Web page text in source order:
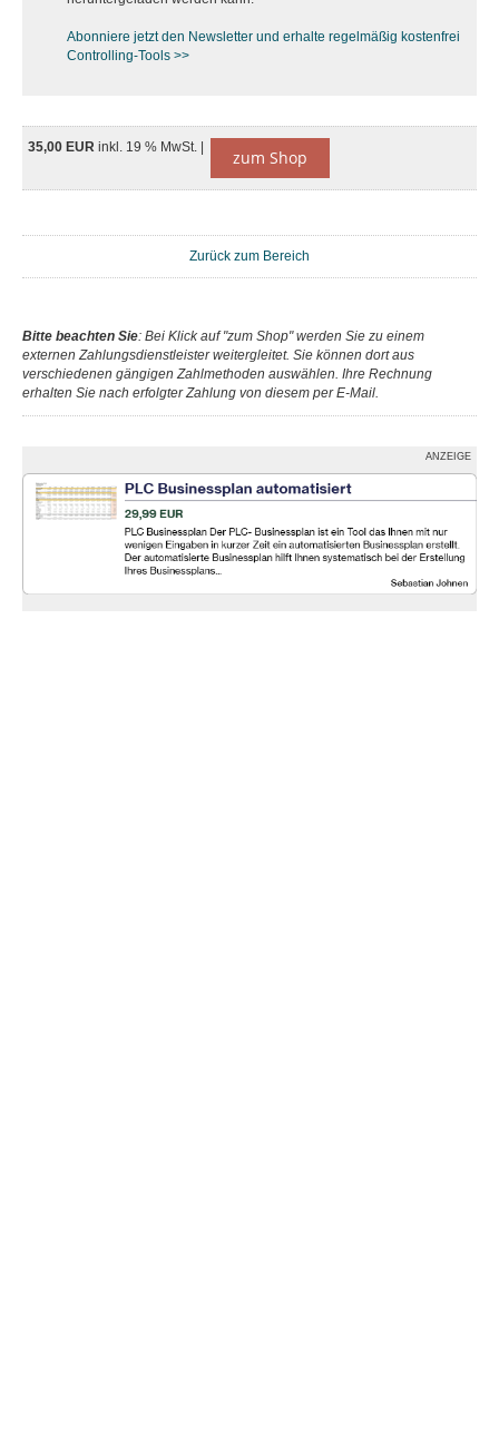
Abonniere jetzt den Newsletter und erhalte regelmäßig kostenfrei
Controlling-Tools >>
35,00 EUR inkl. 19 % MwSt. | zum Shop
Zurück zum Bereich
Bitte beachten Sie: Bei Klick auf "zum Shop" werden Sie zu einem
externen Zahlungsdienstleister weitergleitet. Sie können dort aus
verschiedenen gängigen Zahlmethoden auswählen. Ihre Rechnung
erhalten Sie nach erfolgter Zahlung von diesem per E-Mail.
ANZEIGE